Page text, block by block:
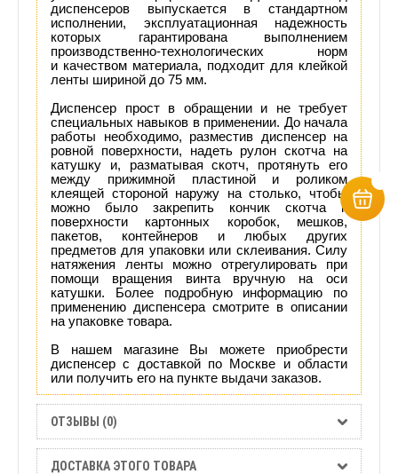
диспенсеров выпускается в стандартном
исполнении, эксплуатационная надежность
которых гарантирована выполнением
производственно-технологических норм
и качеством материала, подходит для клейкой
ленты шириной до 75 мм.
Диспенсер прост в обращении и не требует
специальных навыков в применении. До начала
работы необходимо, разместив диспенсер на
ровной поверхности, надеть рулон скотча на
катушку и, разматывая скотч, протянуть его
между прижимной пластиной и роликом
клеящей стороной наружу на столько, чтобы
можно было закрепить кончик скотча к
поверхности картонных коробок, мешков,
пакетов, контейнеров и любых других
предметов для упаковки или склеивания. Силу
натяжения ленты можно отрегулировать при
помощи вращения винта вручную на оси
катушки. Более подробную информацию по
применению диспенсера смотрите в описании
на упаковке товара.
В нашем магазине Вы можете приобрести
диспенсер с доставкой по Москве и области
или получить его на пункте выдачи заказов.
ОТЗЫВЫ (0)
ДОСТАВКА ЭТОГО ТОВАРА